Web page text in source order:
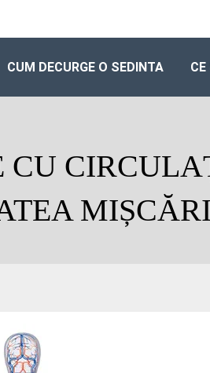
CUM DECURGE O SEDINTA
CU